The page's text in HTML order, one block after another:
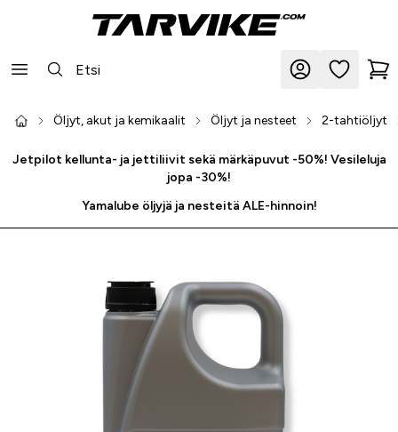
Öljyt, akut ja kemikaalit Öljyt ja nesteet 2-tahtiöljyt
Jetpilot kellunta- ja jettiliivit sekä märkäpuvut -50%! Vesileluja
jopa -30%!
Yamalube öljyjä ja nesteitä ALE-hinnoin!